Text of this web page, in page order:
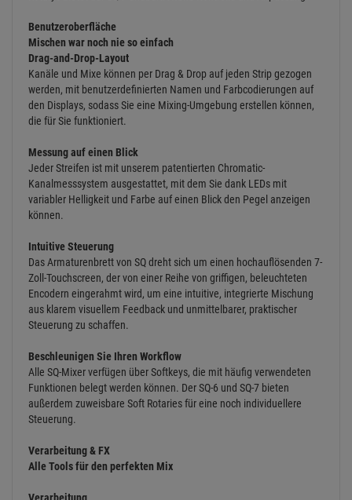
ARTIKELBESCHREIBUNG
Allen & Heath SQ-7 digitales Mischpult 48 Channels / 36 Busse
48 Kanäle, 96kHz Digitalmixer für Live-Sound, AV und
Installation.Der Allen & Heath SQ-7 ist der größte Mixer der SQ-Serie,
der speziell für die Bedürfnisse anspruchsvoller Audioprofis
entwickelt wurde. Ausgestattet mit 32+1 Fadern, 32+1 Onboard-
Vorverstärkern, 16 zuweisbaren Softkeys und 8 zuweisbaren Soft
Benutzeroberfläche
Mischen war noch nie so einfach
Drag-and-Drop-Layout
Kanäle und Mixe können per Drag & Drop auf jeden Strip gezogen
werden, mit benutzerdefinierten Namen und Farbcodierungen auf
den Displays, sodass Sie eine Mixing-Umgebung erstellen können,
die für Sie funktioniert.
Messung auf einen Blick
Jeder Streifen ist mit unserem patentierten Chromatic-
Kanalmesssystem ausgestattet, mit dem Sie dank LEDs mit
variabler Helligkeit und Farbe auf einen Blick den Pegel anzeigen
können.
Intuitive Steuerung
Das Armaturenbrett von SQ dreht sich um einen hochauflösenden 7-